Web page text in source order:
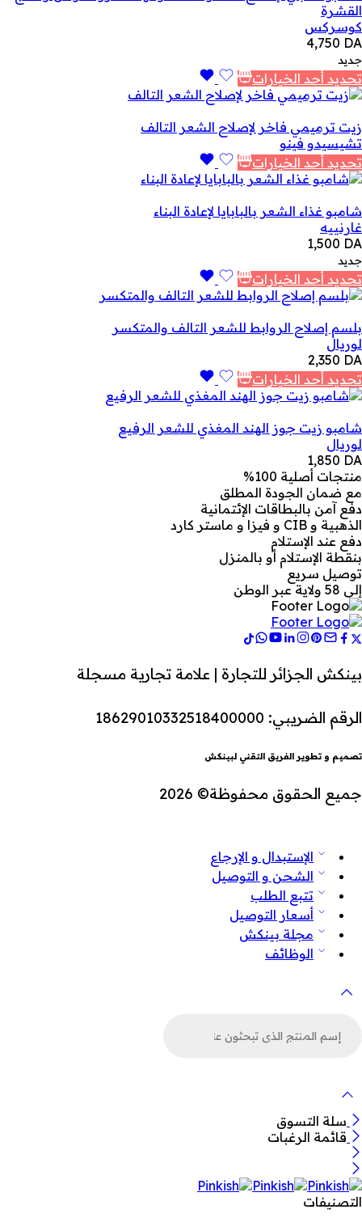
القشرة
كوسركس
4,750 DA
جديد
تحديد أحد الخيارات
زيت ترميمي فاخر لإصلاح الشعر التالف
تشيسيدو فينو
تحديد أحد الخيارات
شامبو غذاء الشعر بالبابايا لإعادة البناء
غارنييه
1,500 DA
جديد
تحديد أحد الخيارات
بلسم إصلاح الروابط للشعر التالف والمتكسر
لوريال
2,350 DA
تحديد أحد الخيارات
شامبو زيت جوز الهند المغذي للشعر الرفيع
لوريال
1,850 DA
منتجات أصلية 100%
مع ضمان الجودة المطلق
دفع آمن بالبطاقات الإئتمانية
الذهبية و CIB و فيزا و ماستر كارد
دفع عند الإستلام
بنقطة الإستلام أو بالمنزل
توصيل سريع
إلى 58 ولاية عبر الوطن
بينكش الجزائر للتجارة | علامة تجارية مسجلة
الرقم الضريبي: 18629010332518400000
تصميم و تطوير الفريق التقني لبينكش
جميع الحقوق محفوظة© 2026
الإستبدال و الإرجاع
الشحن و التوصيل
تتبع الطلب
أسعار التوصيل
مجلة بينكش
الوظائف
سلة التسوق
قائمة الرغبات
التصنيفات